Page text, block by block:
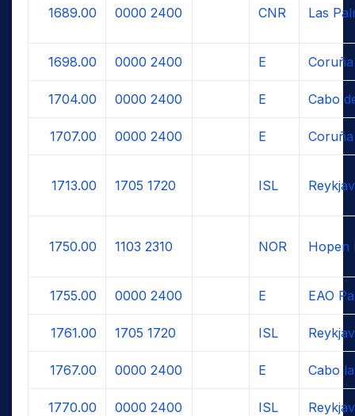
1689.00 0000 2400 CNR Las
1698.00 0000 2400 E
1704.00 0000 2400 E Cabo
1707.00 0000 2400 E
1713.00 1705 1720 ISL
1750.00 1103 2310 NOR Hopen
1755.00 0000 2400 E EAO
1761.00 1705 1720 ISL
1767.00 0000 2400 E Cabo
1770.00 0000 2400 ISL